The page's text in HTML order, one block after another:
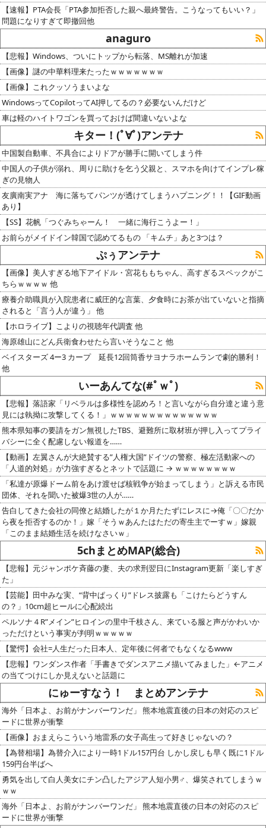
【速報】PTA会長「PTA参加拒否した親へ最終警告。こうなってもいい？」
問題になりすぎて即撤回他
anaguro
【悲報】Windows、ついにトップから転落、MS離れが加速
【画像】謎の中華料理来たったｗｗｗｗｗｗｗ
【画像】これクッソうまいよな
WindowsってCopilotってAI押してるの？必要ないんだけど
車は軽のハイトワゴンを買っておけば間違いないよな
キター！(ﾟ∀ﾟ)アンテナ
中国製自動車、不具合によりドアが勝手に開いてしまう件
中国人の子供が溺れ、周りに助けを乞う父親と、スマホを向けてインプレ稼
ぎの見物人
友廣南実アナ 海に落ちてパンツが透けてしまうハプニング！！【GIF動画
あり】
【SS】花帆「つぐみちゃーん！ 一緒に海行こうよー！」
お前らがメイドイン韓国で認めてるもの 「キムチ」あと3つは？
ぷぅアンテナ
【画像】美人すぎる地下アイドル・宮花ももちゃん、高すぎるスペックがこ
ちらｗｗｗｗ 他
療養介助職員が入院患者に威圧的な言葉、夕食時にお茶が出ていないと指摘
されると「言う人が違う」 他
【ホロライブ】こよりの視聴年代調査 他
海原雄山にどん兵衛食わせたら言いそうなこと 他
ベイスターズ 4ー3 カープ 延長12回筒香サヨナラホームランで劇的勝利！
他
いーあんてな(#ﾟｗﾟ)
【悲報】落語家「リベラルは多様性を認めろ！と言いながら自分達と違う意
見には執拗に攻撃してくる！」ｗｗｗｗｗｗｗｗｗｗｗｗｗｗ
熊本県知事の要請をガン無視したTBS、避難所に取材班が押し入ってプライ
バシーに全く配慮しない報道を……
【動画】左翼さんが大絶賛する”人権大国”ドイツの警察、極左活動家への
「人道的対処」が力強すぎるとネットで話題に → ｗｗｗｗｗｗｗｗ
「私達が原爆ドーム前をあけ渡せば核戦争が始まってしまう」と訴える市民
団体、それを聞いた被爆3世の人が……
告白してきた会社の同僚と結婚したが１か月たたずにレスに→俺「〇〇だか
ら夜を拒否するのか！」嫁「そうｗあんたはただの寄生主でーすｗ」嫁親
「このまま結婚生活を続けなさいｗ」
5chまとめMAP(総合)
【悲報】元ジャンポケ斉藤の妻、夫の求刑翌日にInstagram更新「楽しすぎ
た」
【芸能】田中みな実、“背中ぱっくり”ドレス披露も「こけたらどうすん
の？」10cm超ヒールに心配続出
ペルソナ４R”メイン”ヒロインの里中千枝さん、来ている服と声がかわいか
っただけという事実が判明ｗｗｗｗｗ
【驚愕】会社=人生だった日本人、定年後に何者でもなくなるwww
【悲報】ワンダンス作者「手書きでダンスアニメ描いてみました」←アニメ
の当てつけにしか見えないと話題に
にゅーすなう！ まとめアンテナ
海外「日本よ、お前がナンバーワンだ」 熊本地震直後の日本の対応のスピ
ードに世界が衝撃
【画像】おまえらこういう地雷系の女子高生って好きじゃないの？
【為替相場】為替介入により一時1ドル157円台 しかし戻しも早く既に1ドル
159円台半ばへ
勇気を出して白人美女にチン凸したアジア人短小男♂、爆笑されてしまうｗ
ｗｗ
海外「日本よ、お前がナンバーワンだ」 熊本地震直後の日本の対応のスピ
ードに世界が衝撃